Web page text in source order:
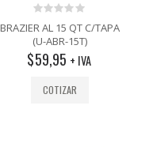
0
out
of
5
BRAZIER AL 15 QT C/TAPA
(U-ABR-15T)
$59,95 + IVA
COTIZAR